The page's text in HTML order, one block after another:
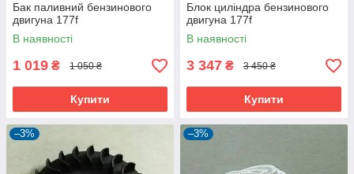
Бак паливний бензинового
двигуна 177f
В наявності
1 019 ₴ 1 050 ₴
Купити
Блок циліндра бензинового
двигуна 177f
В наявності
3 347 ₴ 3 450 ₴
Купити
–3% –3%